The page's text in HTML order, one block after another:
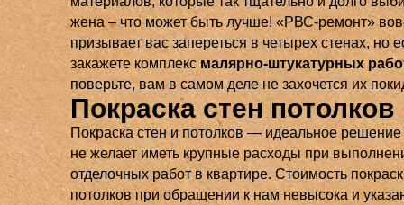
жена – что может быть лучше! «РВС-ремонт»
призывает вас запереться в четырех стенах, но
закажете комплекс малярно-штукатурных
поверьте, вам в самом деле не захочется их
Покраска стен потолков
Покраска стен и потолков — идеальное решение
не желает иметь крупные расходы при
отделочных работ в квартире. Стоимость
потолков при обращении к нам невысока и